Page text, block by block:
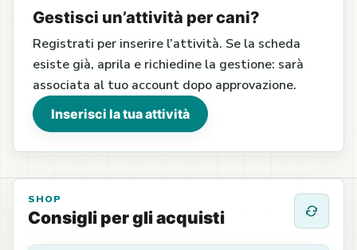
Gestisci un’attività per cani?
Registrati per inserire l’attività. Se la scheda
esiste già, aprila e richiedine la gestione: sarà
associata al tuo account dopo approvazione.
Inserisci la tua attività
SHOP
Consigli per gli acquisti